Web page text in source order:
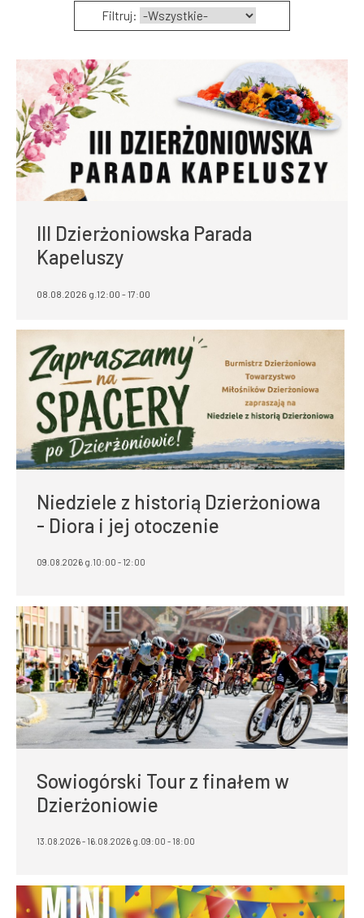
Filtruj:
III Dzierżoniowska Parada
Kapeluszy
08.08.2026 g.12:00 - 17:00
Niedziele z historią Dzierżoniowa
- Diora i jej otoczenie
09.08.2026 g.10:00 - 12:00
Sowiogórski Tour z finałem w
Dzierżoniowie
13.08.2026 - 16.08.2026 g.09:00 - 18:00